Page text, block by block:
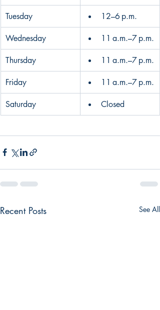
Tuesday 12–6 p.m.
Wednesday 11 a.m.–7 p.m.
Thursday 11 a.m.–7 p.m.
Friday 11 a.m.–7 p.m.
Saturday Closed
Recent Posts See All